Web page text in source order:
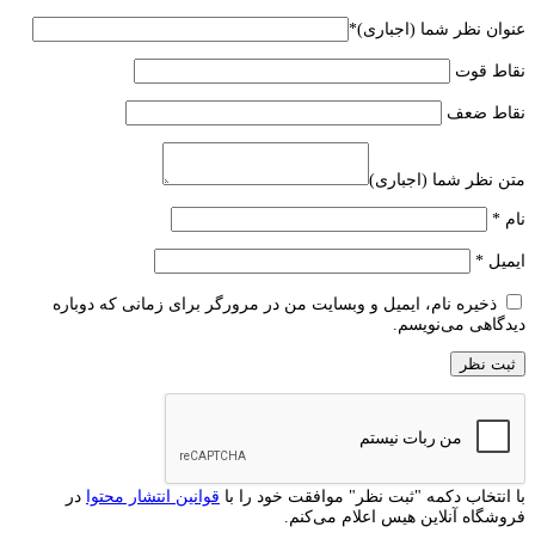
عنوان نظر شما (اجباری)*
نقاط قوت
نقاط ضعف
متن نظر شما (اجباری)
نام *
ایمیل *
ذخیره نام، ایمیل و وبسایت من در مرورگر برای زمانی که دوباره
دیدگاهی می‌نویسم.
با انتخاب دکمه "ثبت نظر" موافقت خود را با قوانین انتشار محتوا در
فروشگاه آنلاین هیس اعلام می‌کنم.